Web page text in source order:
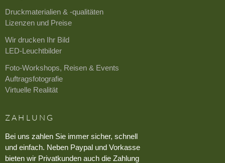
Druckmaterialien & -qualitäten
Lizenzen und Preise
Wir drucken Ihr Bild
LED-Leuchtbilder
Foto-Workshops, Reisen & Events
Auftragsfotografie
Virtuelle Realität
ZAHLUNG
Bei uns zahlen Sie immer sicher, schnell
und einfach. Neben Paypal und Vorkasse
bieten wir Privatkunden auch die Zahlung